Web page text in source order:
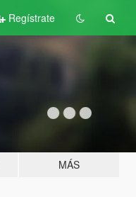
Regístrate
MÁS